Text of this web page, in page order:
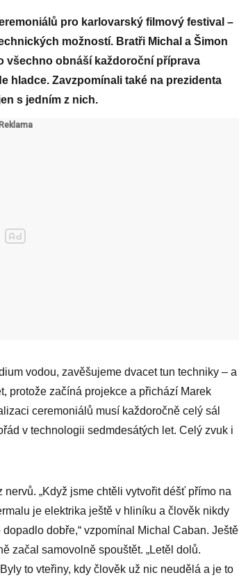
pro karlovarský filmový festival –
možností. Bratři Michal a Šimon
všechno obnáší každoroční příprava
hladce. Zavzpomínali také na prezidenta
s jedním z nich.
vodou, zavěšujeme dvacet tun techniky – a
protože začíná projekce a přichází Marek
ceremoniálů musí každoročně celý sál
v technologii sedmdesátých let. Celý zvuk i
„Když jsme chtěli vytvořit déšť přímo na
je elektrika ještě v hliníku a člověk nikdy
dobře,“ vzpomínal Michal Caban. Ještě
začal samovolně spouštět. „Letěl dolů.
to vteřiny, kdy člověk už nic neudělá a je to